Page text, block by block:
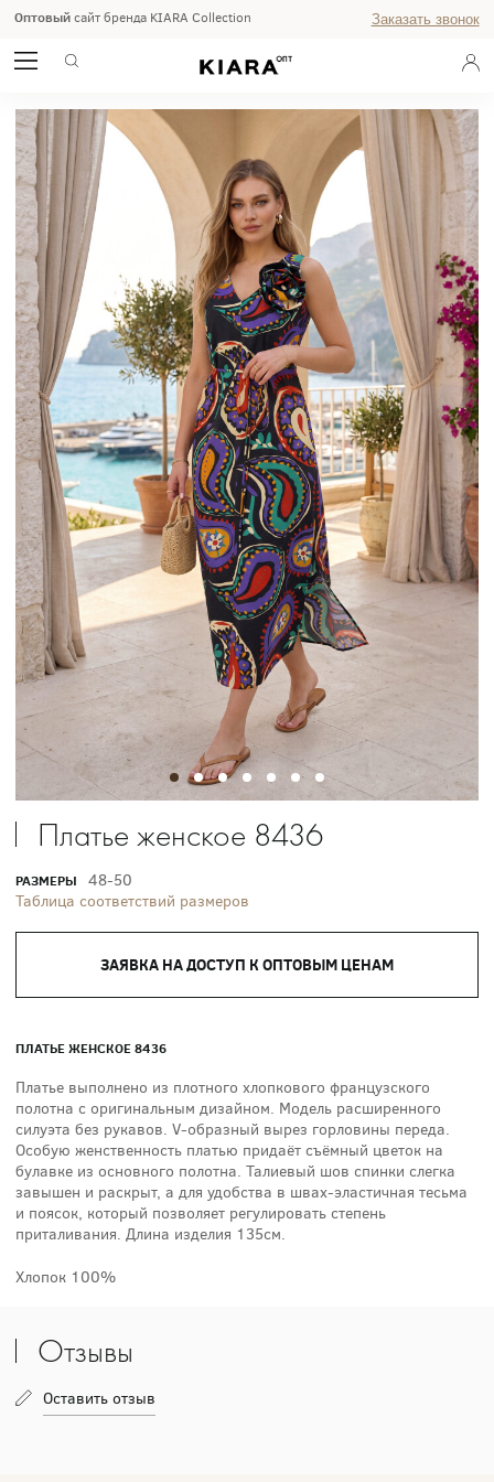
Оптовыйсайт бренда KIARA Collection Заказать звонок
РАСПРОДАЖА %
Платье женское 8436
РАЗМЕРЫ
48-50
Таблица соответствий размеров
ЗАЯВКА НА ДОСТУП К ОПТОВЫМ ЦЕНАМ
ПЛАТЬЕ ЖЕНСКОЕ 8436
Платье выполнено из плотного хлопкового французского
полотна с оригинальным дизайном. Модель расширенного
силуэта без рукавов. V-образный вырез горловины переда.
Особую женственность платью придаёт съёмный цветок на
булавке из основного полотна. Талиевый шов спинки слегка
завышен и раскрыт, а для удобства в швах-эластичная тесьма
и поясок, который позволяет регулировать степень
приталивания. Длина изделия 135см.
Хлопок 100%
Отзывы
Оставить отзыв